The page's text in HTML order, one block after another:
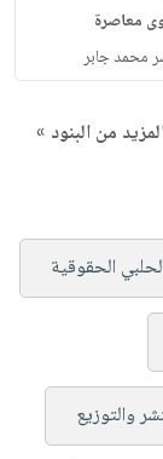
معاصرة
محمد جابر
من البنود »
الحقوقية
والتوزيع